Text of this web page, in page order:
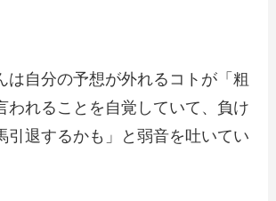
は自分の予想が外れるコトが「粗
われることを自覚していて、負け
引退するかも」と弱音を吐いてい